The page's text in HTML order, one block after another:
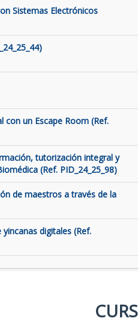
Sistemas Electrónicos
con un Escape Room (Ref.
tutorización integral y
(Ref. PID_24_25_98)
de maestros a través de la
digitales (Ref.